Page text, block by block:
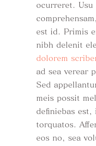
ocurreret. Usu
est id. Primis
nibh delenit
dolorem
ad sea verear
Sed
meis possit
definiebas
torquatos.
eos no, sea